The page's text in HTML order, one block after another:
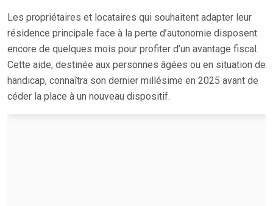
Les propriétaires et locataires qui souhaitent adapter leur
résidence principale face à la perte d’autonomie disposent
encore de quelques mois pour profiter d’un avantage fiscal.
Cette aide, destinée aux personnes âgées ou en situation de
handicap, connaîtra son dernier millésime en 2025 avant de
céder la place à un nouveau dispositif.